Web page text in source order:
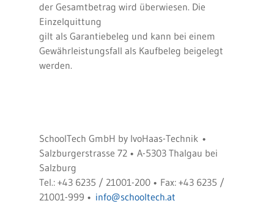
der Gesamtbetrag wird überwiesen. Die
Einzelquittung
gilt als Garantiebeleg und kann bei einem
Gewährleistungsfall als Kaufbeleg beigelegt
werden.
SchoolTech GmbH by IvoHaas-Technik •
Salzburgerstrasse 72 • A-5303 Thalgau bei
Salzburg
Tel.: +43 6235 / 21001-200 • Fax: +43 6235 /
21001-999 • info@schooltech.at